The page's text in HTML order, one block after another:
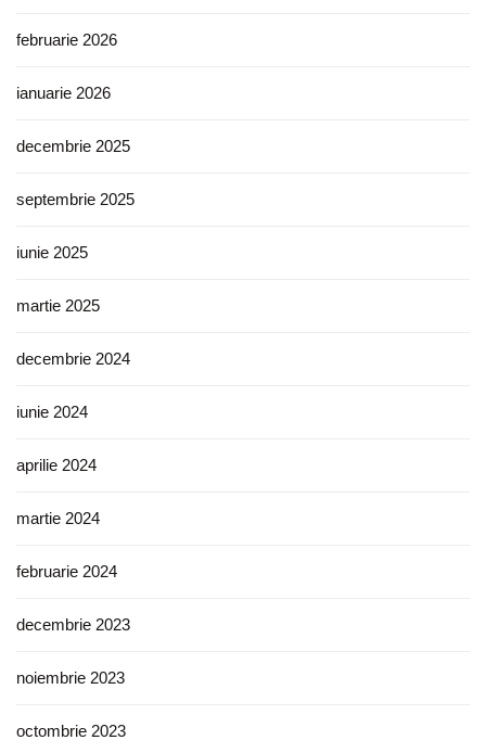
februarie 2026
ianuarie 2026
decembrie 2025
septembrie 2025
iunie 2025
martie 2025
decembrie 2024
iunie 2024
aprilie 2024
martie 2024
februarie 2024
decembrie 2023
noiembrie 2023
octombrie 2023